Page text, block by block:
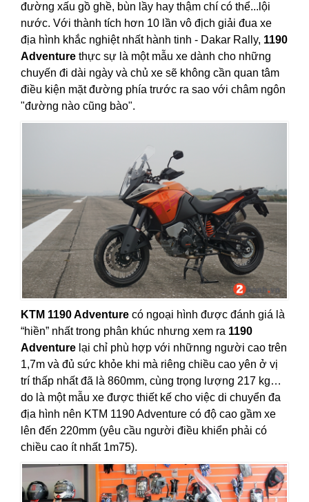
đường xấu gồ ghề, bùn lầy hay thậm chí có thể...lội
nước. Với thành tích hơn 10 lần vô địch giải đua xe
địa hình khắc nghiệt nhất hành tinh - Dakar Rally, 1190
Adventure thực sự là một mẫu xe dành cho những
chuyến đi dài ngày và chủ xe sẽ không cần quan tâm
điều kiện mặt đường phía trước ra sao với châm ngôn
"đường nào cũng bào".
KTM 1190 Adventure có ngoại hình được đánh giá là
“hiền” nhất trong phân khúc nhưng xem ra 1190
Adventure lại chỉ phù hợp với nhữnng người cao trên
1,7m và đủ sức khỏe khi mà riêng chiều cao yên ở vị
trí thấp nhất đã là 860mm, cùng trọng lượng 217 kg…
do là một mẫu xe được thiết kế cho việc di chuyển đa
địa hình nên KTM 1190 Adventure có độ cao gầm xe
lên đến 220mm (yêu cầu người điều khiển phải có
chiều cao ít nhất 1m75).